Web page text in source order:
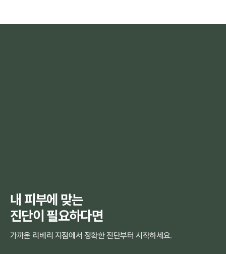
내 피부에 맞는
진단이 필요하다면
가까운 리베리 지점에서 정확한 진단부터 시작하세요.